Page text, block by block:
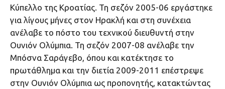
Κύπελλο της Κροατίας. Τη σεζόν 2005-06 εργάστηκε
για λίγους μήνες στον Ηρακλή και στη συνέχεια
ανέλαβε το πόστο του τεχνικού διευθυντή στην
Ουνιόν Ολύμπια. Τη σεζόν 2007-08 ανέλαβε την
Μπόσνα Σαράγεβο, όπου και κατέκτησε το
πρωτάθλημα και την διετία 2009-2011 επέστρεψε
στην Ουνιόν Ολύμπια ως προπονητής, κατακτώντας